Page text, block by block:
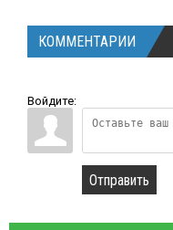
КОММЕНТАРИИ
Войдите:
Отправить